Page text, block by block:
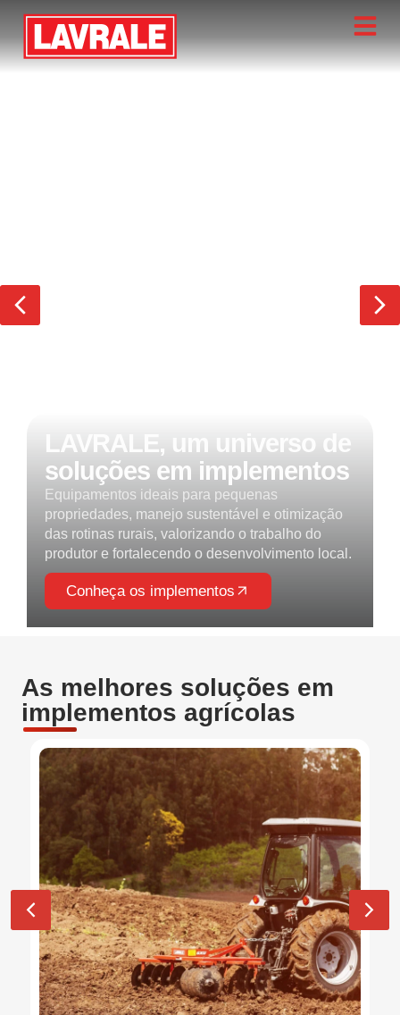
LAVRALE, um universo de
soluções em implementos
Equipamentos ideais para pequenas
propriedades, manejo sustentável e otimização
das rotinas rurais, valorizando o trabalho do
produtor e fortalecendo o desenvolvimento local.
Conheça os implementos
As melhores soluções em
implementos agrícolas